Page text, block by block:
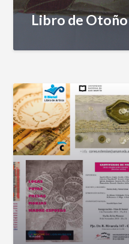
Libro de Otoño